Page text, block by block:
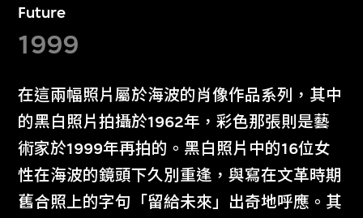
Future
1999
在這兩幅照片屬於海波的肖像作品系列，其中
的黑白照片拍攝於1962年，彩色那張則是藝
術家於1999年再拍的。黑白照片中的16位女
性在海波的鏡頭下久別重逢，與寫在文革時期
舊合照上的字句「留給未來」出奇地呼應。其